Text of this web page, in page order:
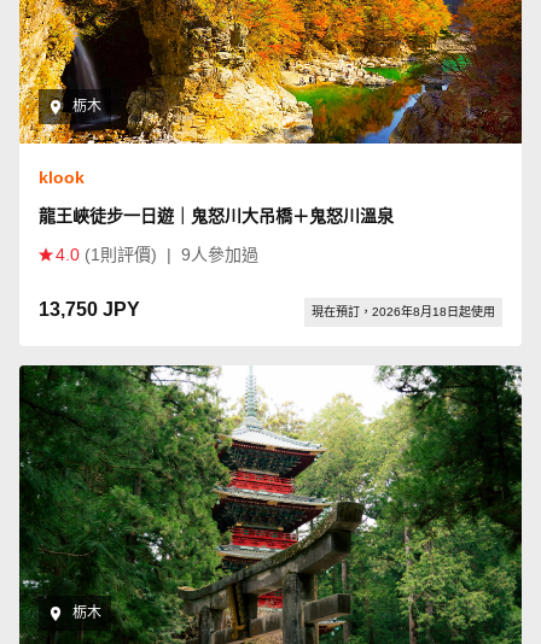
栃木
klook
龍王峽徒步一日遊｜鬼怒川大吊橋＋鬼怒川溫泉
4.0 (1則評價) | 9人參加過
13,750 JPY 現在預訂，2026年8月18日起使用
栃木